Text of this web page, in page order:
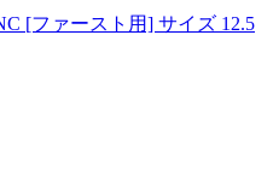
[ファースト用] サイズ 12.5